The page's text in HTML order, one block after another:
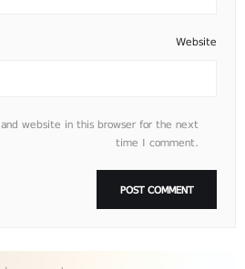
Website
website in this browser for the next
time I comment.